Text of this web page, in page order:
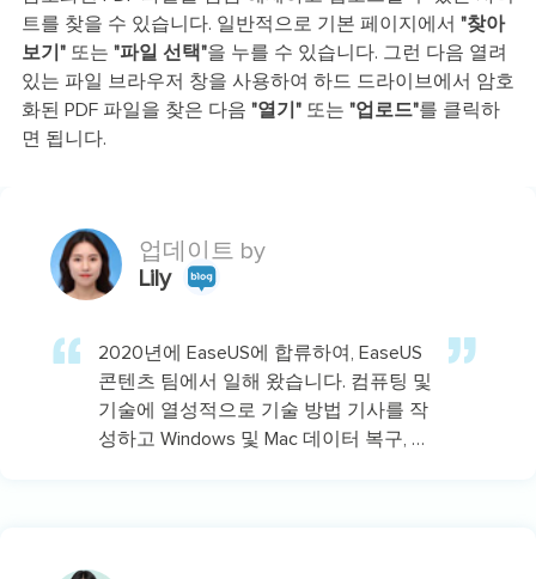
트를 찾을 수 있습니다. 일반적으로 기본 페이지에서 "찾아
보기"또는 "파일 선택"을 누를 수 있습니다. 그런 다음 열려
있는 파일 브라우저 창을 사용하여 하드 드라이브에서 암호
화된 PDF 파일을 찾은 다음 "열기" 또는 "업로드"를 클릭하
면 됩니다.
업데이트 by
Lily
2020년에 EaseUS에 합류하여, EaseUS
콘텐츠 팀에서 일해 왔습니다. 컴퓨팅 및
기술에 열성적으로 기술 방법 기사를 작
성하고 Windows 및 Mac 데이터 복구, 파